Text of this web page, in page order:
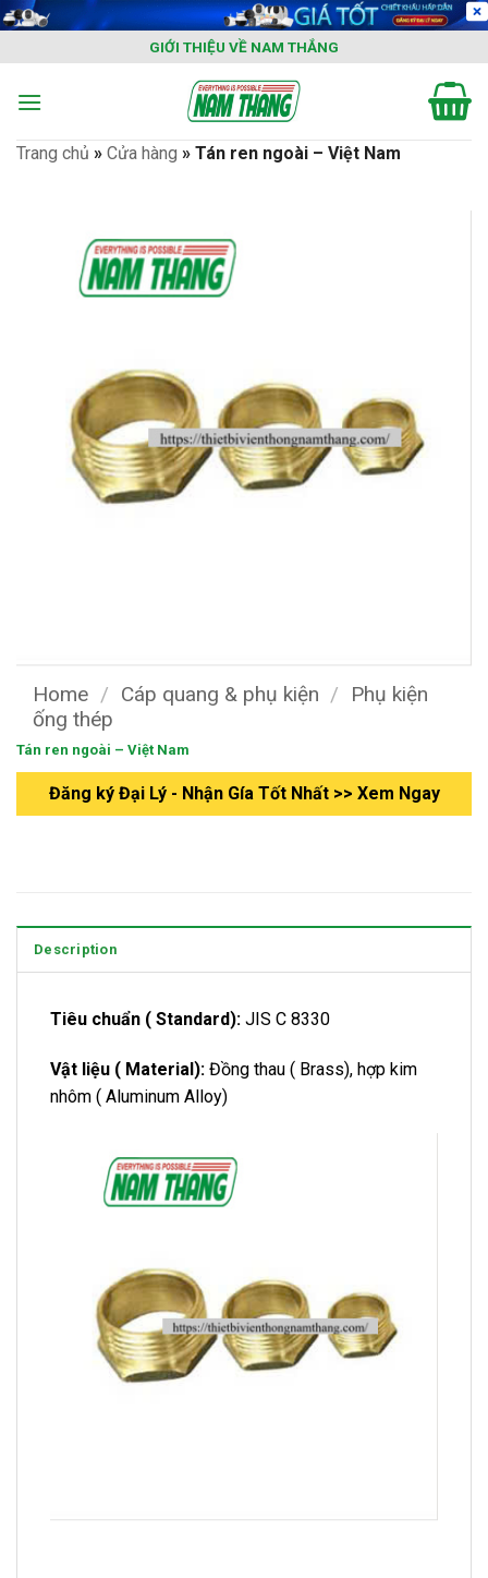
Skip
content
GIỚI THIỆU VỀ NAM THẮNG
Trang chủ » Cửa hàng » Tán ren ngoài – Việt Nam
Home / Cáp quang & phụ kiện /
Phụ kiện
ống thép
Tán ren ngoài – Việt Nam
Đăng ký Đại Lý - Nhận Gía Tốt Nhất >> Xem Ngay
Description
Tiêu chuẩn ( Standard): JIS C 8330
Vật liệu ( Material): Đồng thau ( Brass), hợp kim
nhôm ( Aluminum Alloy)